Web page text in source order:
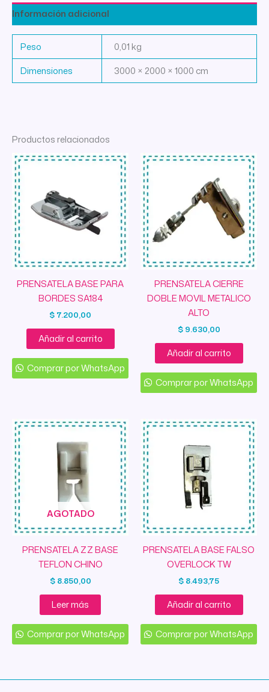
Información adicional
Peso
0,01 kg
Dimensiones
3000 × 2000 × 1000 cm
Productos relacionados
PRENSATELA BASE PARA
BORDES SA184
$ 7.200,00
Añadir al carrito
Comprar por WhatsApp
PRENSATELA CIERRE
DOBLE MOVIL METALICO
ALTO
$9.630,00
Añadir al carrito
Comprar por WhatsApp
AGOTADO
PRENSATELA ZZ BASE
TEFLON CHINO
$8.850,00
Leer más
Comprar por WhatsApp
PRENSATELA BASE FALSO
OVERLOCK TW
$ 8.493,75
Añadir al carrito
Comprar por WhatsApp